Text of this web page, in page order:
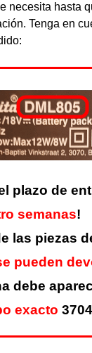
necesita hasta
Tenga en
plazo de
semanas!
las piezas
pueden
debe
exacto